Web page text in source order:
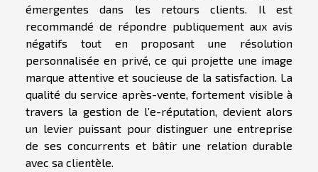
émergentes dans les retours clients. Il est
recommandé de répondre publiquement aux avis
négatifs tout en proposant une résolution
personnalisée en privé, ce qui projette une image
marque attentive et soucieuse de la satisfaction. La
qualité du service après-vente, fortement visible à
travers la gestion de l’e-réputation, devient alors
un levier puissant pour distinguer une entreprise
de ses concurrents et bâtir une relation durable
avec sa clientèle.